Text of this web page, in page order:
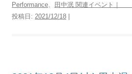
Performance
田中泯 関連イベン
投稿日: 2021/12/18